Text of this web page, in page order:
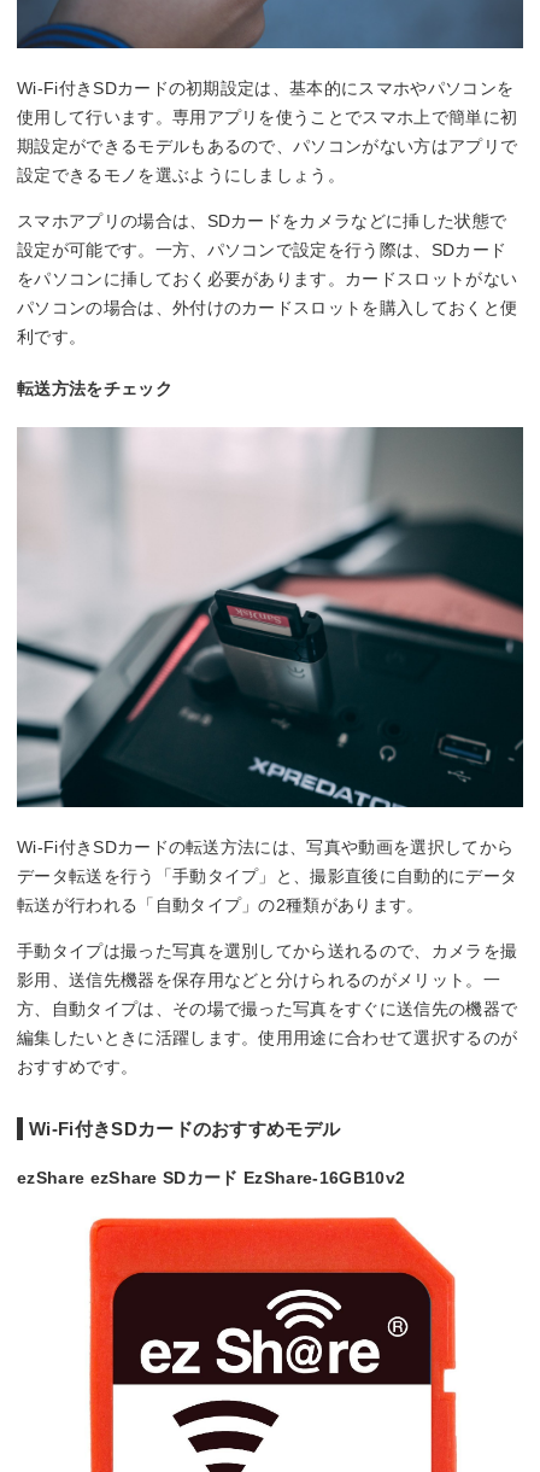
Wi-Fi付きSDカードの初期設定は、基本的にスマホやパソコンを
使用して行います。専用アプリを使うことでスマホ上で簡単に初
期設定ができるモデルもあるので、パソコンがない方はアプリで
設定できるモノを選ぶようにしましょう。
スマホアプリの場合は、SDカードをカメラなどに挿した状態で
設定が可能です。一方、パソコンで設定を行う際は、SDカード
をパソコンに挿しておく必要があります。カードスロットがない
パソコンの場合は、外付けのカードスロットを購入しておくと便
利です。
転送方法をチェック
Wi-Fi付きSDカードの転送方法には、写真や動画を選択してから
データ転送を行う「手動タイプ」と、撮影直後に自動的にデータ
転送が行われる「自動タイプ」の2種類があります。
手動タイプは撮った写真を選別してから送れるので、カメラを撮
影用、送信先機器を保存用などと分けられるのがメリット。一
方、自動タイプは、その場で撮った写真をすぐに送信先の機器で
編集したいときに活躍します。使用用途に合わせて選択するのが
おすすめです。
Wi-Fi付きSDカードのおすすめモデル
ezShare ezShare SDカード EzShare-16GB10v2